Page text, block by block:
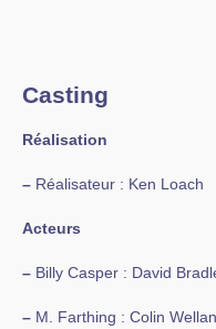
Casting
Réalisation
– Réalisateur : Ken Loach
Acteurs
– Billy Casper : David
– M. Farthing : Colin